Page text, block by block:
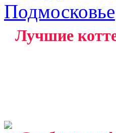
Подмосковье
Лучшие